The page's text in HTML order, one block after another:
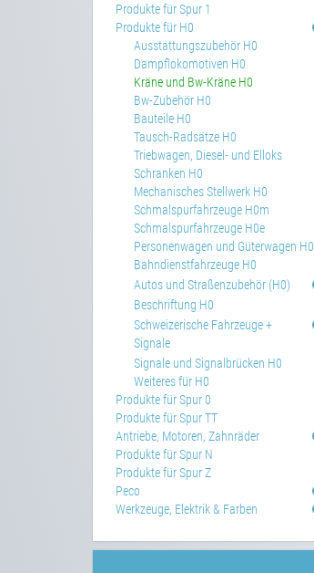
Produkte für Spur 1
Produkte für H0
Ausstattungszubehör H0
Dampflokomotiven H0
Kräne und Bw-Kräne H0
Bw-Zubehör H0
Bauteile H0
Tausch-Radsätze H0
Triebwagen, Diesel- und Elloks
Schranken H0
Mechanisches Stellwerk H0
Schmalspurfahrzeuge H0m
Schmalspurfahrzeuge H0e
Personenwagen und Güterwagen H0
Bahndienstfahrzeuge H0
Autos und Straßenzubehör (H0)
Beschriftung H0
Schweizerische Fahrzeuge +
Signale
Signale und Signalbrücken H0
Weiteres für H0
Produkte für Spur 0
Produkte für Spur TT
Antriebe, Motoren, Zahnräder
Produkte für Spur N
Produkte für Spur Z
Peco
Werkzeuge, Elektrik & Farben